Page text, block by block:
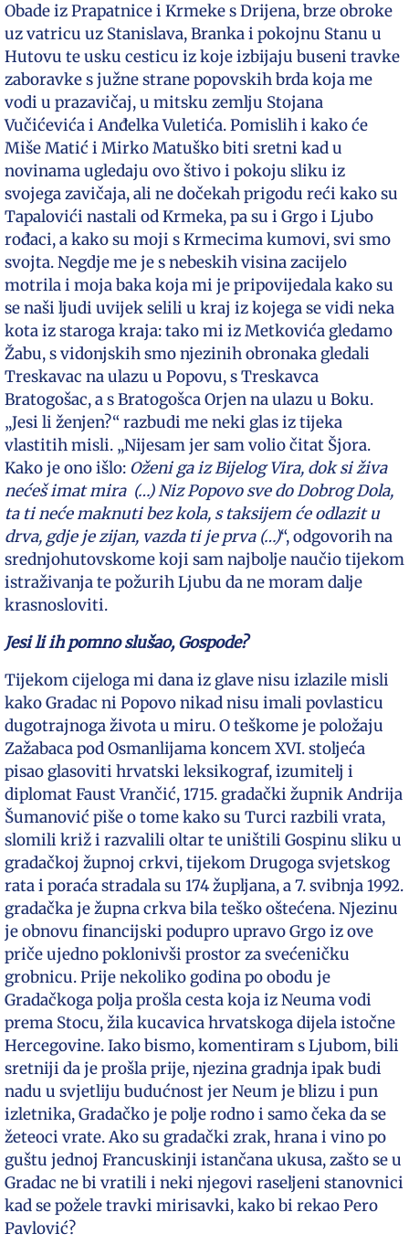
Obade iz Prapatnice i Krmeke s Drijena, brze obroke
uz vatricu uz Stanislava, Branka i pokojnu Stanu u
Hutovu te usku cesticu iz koje izbijaju buseni travke
zaboravke s južne strane popovskih brda koja me
vodi u prazavičaj, u mitsku zemlju Stojana
Vučićevića i Anđelka Vuletića. Pomislih i kako će
Miše Matić i Mirko Matuško biti sretni kad u
novinama ugledaju ovo štivo i pokoju sliku iz
svojega zavičaja, ali ne dočekah prigodu reći kako su
Tapalovići nastali od Krmeka, pa su i Grgo i Ljubo
rođaci, a kako su moji s Krmecima kumovi, svi smo
svojta. Negdje me je s nebeskih visina zacijelo
motrila i moja baka koja mi je pripovijedala kako su
se naši ljudi uvijek selili u kraj iz kojega se vidi neka
kota iz staroga kraja: tako mi iz Metkovića gledamo
Žabu, s vidonjskih smo njezinih obronaka gledali
Treskavac na ulazu u Popovu, s Treskavca
Bratogošac, a s Bratogošca Orjen na ulazu u Boku.
„Jesi li ženjen?“ razbudi me neki glas iz tijeka
vlastitih misli. „Nijesam jer sam volio čitat Šjora.
Kako je ono išlo: Oženi ga iz Bijelog Vira, dok si živa
nećeš imat mira (…) Niz Popovo sve do Dobrog Dola,
ta ti neće maknuti bez kola, s taksijem će odlazit u
drva, gdje je zijan, vazda ti je prva (…)“, odgovorih na
srednjohutovskome koji sam najbolje naučio tijekom
istraživanja te požurih Ljubu da ne moram dalje
krasnosloviti.
Jesi li ih pomno slušao, Gospode?
Tijekom cijeloga mi dana iz glave nisu izlazile misli
kako Gradac ni Popovo nikad nisu imali povlasticu
dugotrajnoga života u miru. O teškome je položaju
Zažabaca pod Osmanlijama koncem XVI. stoljeća
pisao glasoviti hrvatski leksikograf, izumitelj i
diplomat Faust Vrančić, 1715. gradački župnik Andrija
Šumanović piše o tome kako su Turci razbili vrata,
slomili križ i razvalili oltar te uništili Gospinu sliku u
gradačkoj župnoj crkvi, tijekom Drugoga svjetskog
rata i poraća stradala su 174 župljana, a 7. svibnja 1992.
gradačka je župna crkva bila teško oštećena. Njezinu
je obnovu financijski podupro upravo Grgo iz ove
priče ujedno poklonivši prostor za svećeničku
grobnicu. Prije nekoliko godina po obodu je
Gradačkoga polja prošla cesta koja iz Neuma vodi
prema Stocu, žila kucavica hrvatskoga dijela istočne
Hercegovine. Iako bismo, komentiram s Ljubom, bili
sretniji da je prošla prije, njezina gradnja ipak budi
nadu u svjetliju budućnost jer Neum je blizu i pun
izletnika, Gradačko je polje rodno i samo čeka da se
žeteoci vrate. Ako su gradački zrak, hrana i vino po
guštu jednoj Francuskinji istančana ukusa, zašto se u
Gradac ne bi vratili i neki njegovi raseljeni stanovnici
kad se požele travki mirisavki, kako bi rekao Pero
Pavlović?